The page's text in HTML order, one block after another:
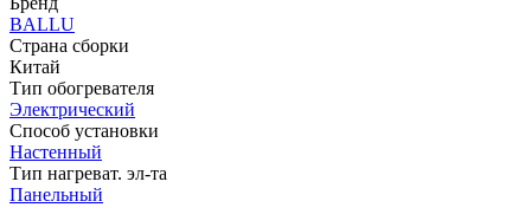
BALLU
Страна сборки
Китай
Тип обогревателя
Электрический
Способ установки
Настенный
Тип нагреват. эл-та
Панельный